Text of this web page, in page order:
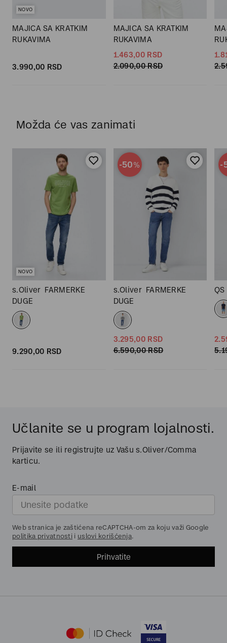
NOVO
MAJICA SA KRATKIM
RUKAVIMA
3.990,00 RSD
MAJICA SA KRATKIM
RUKAVIMA
1.463,00 RSD
2.090,00 RSD
Možda će vas zanimati
NOVO
s.Oliver FARMERKE
DUGE
9.290,00 RSD
-50%
s.Oliver FARMERKE
DUGE
3.295,00 RSD
6.590,00 RSD
-
QS
Učlanite se u program lojalnosti.
Prijavite se ili registrujte uz Vašu s.Oliver/Comma
karticu.
E-mail
Web stranica je zaštićena reCAPTCHA-om za koju važi Google
politika privatnosti i uslovi korišćenja.
Prihvatite